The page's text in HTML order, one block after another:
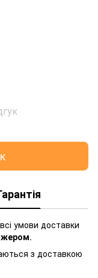
всі умови доставки
.
з доставкою